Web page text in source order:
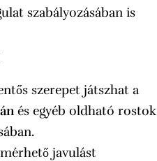
szabályozásában is
szerepet játszhat a
és egyéb oldható rostok
javulást